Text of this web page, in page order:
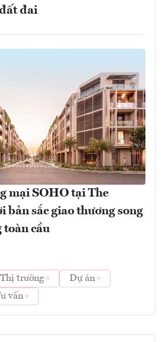
đai
mại SOHO tại The
bản sắc giao thương song
toàn cầu
Thị trường
Dự án
vấn